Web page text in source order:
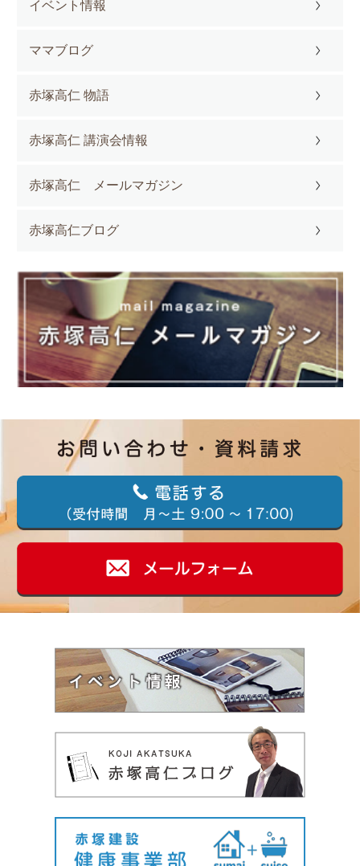
イベント情報
ママブログ
赤塚高仁 物語
赤塚高仁 講演会情報
赤塚高仁 メールマガジン
赤塚高仁ブログ